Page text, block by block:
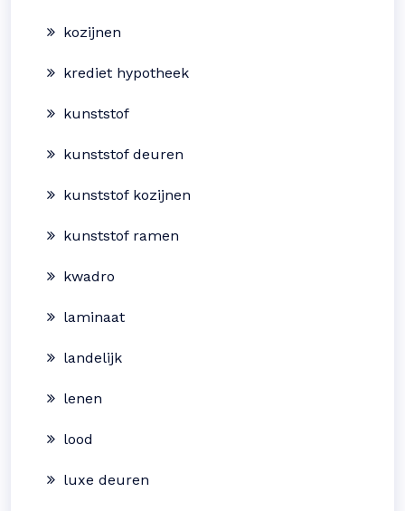
kozijnen
krediet hypotheek
kunststof
kunststof deuren
kunststof kozijnen
kunststof ramen
kwadro
laminaat
landelijk
lenen
lood
luxe deuren